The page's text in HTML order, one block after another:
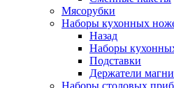
Мясорубки
Наборы кухонных
Назад
Наборы
Подставки
Держатели
Наборы столовых